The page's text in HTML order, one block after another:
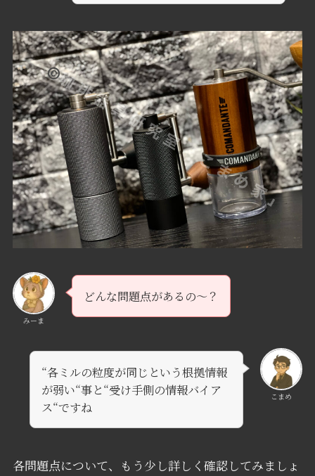
みーま
どんな問題点があるの〜？
こまめ
“各ミルの粒度が同じという根拠情報
が弱い“事と“受け手側の情報バイア
ス“ですね
各問題点について、もう少し詳しく確認してみましょ